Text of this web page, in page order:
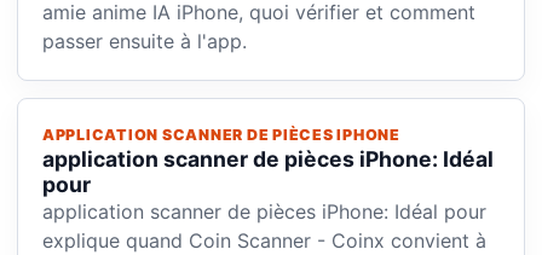
amie anime IA iPhone, quoi vérifier et comment
passer ensuite à l'app.
APPLICATION SCANNER DE PIÈCES IPHONE
application scanner de pièces iPhone: Idéal
pour
application scanner de pièces iPhone: Idéal pour
explique quand Coin Scanner - Coinx convient à